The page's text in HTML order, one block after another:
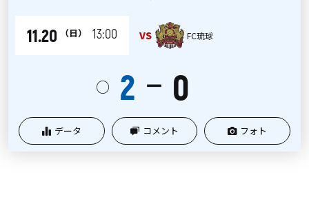
11.20 （日） 13:00 VS FC琉球
○ 2 ー 0
データ コメント フォト